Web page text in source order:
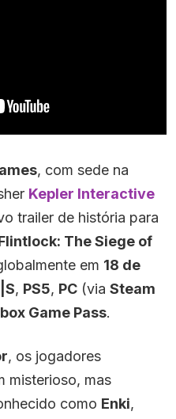
, com sede na
Kepler Interactive
trailer de história para
The Siege of
em 18 de
, PS5, PC (via Steam
Game Pass.
, os jogadores
misterioso, mas
como Enki,